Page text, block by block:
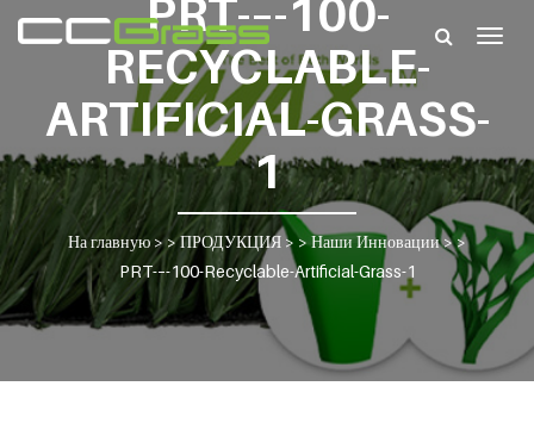
PRT-–-100-
RECYCLABLE-
ARTIFICIAL-GRASS-
1
На главную > >ПРОДУКЦИЯ> >Наши Инновации> >
PRT-–-100-Recyclable-Artificial-Grass-1